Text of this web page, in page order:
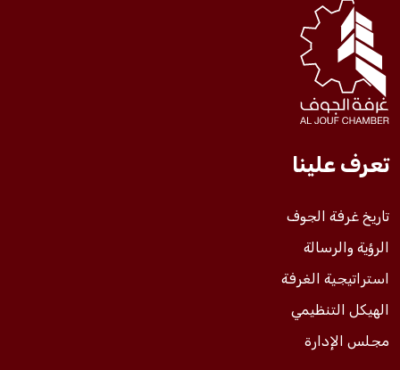
فعاليات الغرفة
فعاليات الجوف
تعرف علينا
تاريخ غرفة الجوف
الرؤية والرسالة
استراتيجية الغرفة
الهيكل التنظيمي
مجلس الإدارة